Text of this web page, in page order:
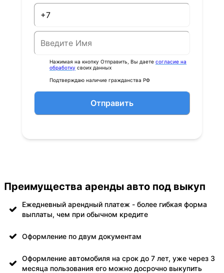
Нажимая на кнопку Отправить, Вы даете согласие на
обработку своих данных
Подтверждаю наличие гражданства РФ
Отправить
Преимущества аренды авто под выкуп
Ежедневный арендный платеж - более гибкая форма
выплаты, чем при обычном кредите
Оформление по двум документам
Оформление автомобиля на срок до 7 лет, уже через 3
месяца пользования его можно досрочно выкупить